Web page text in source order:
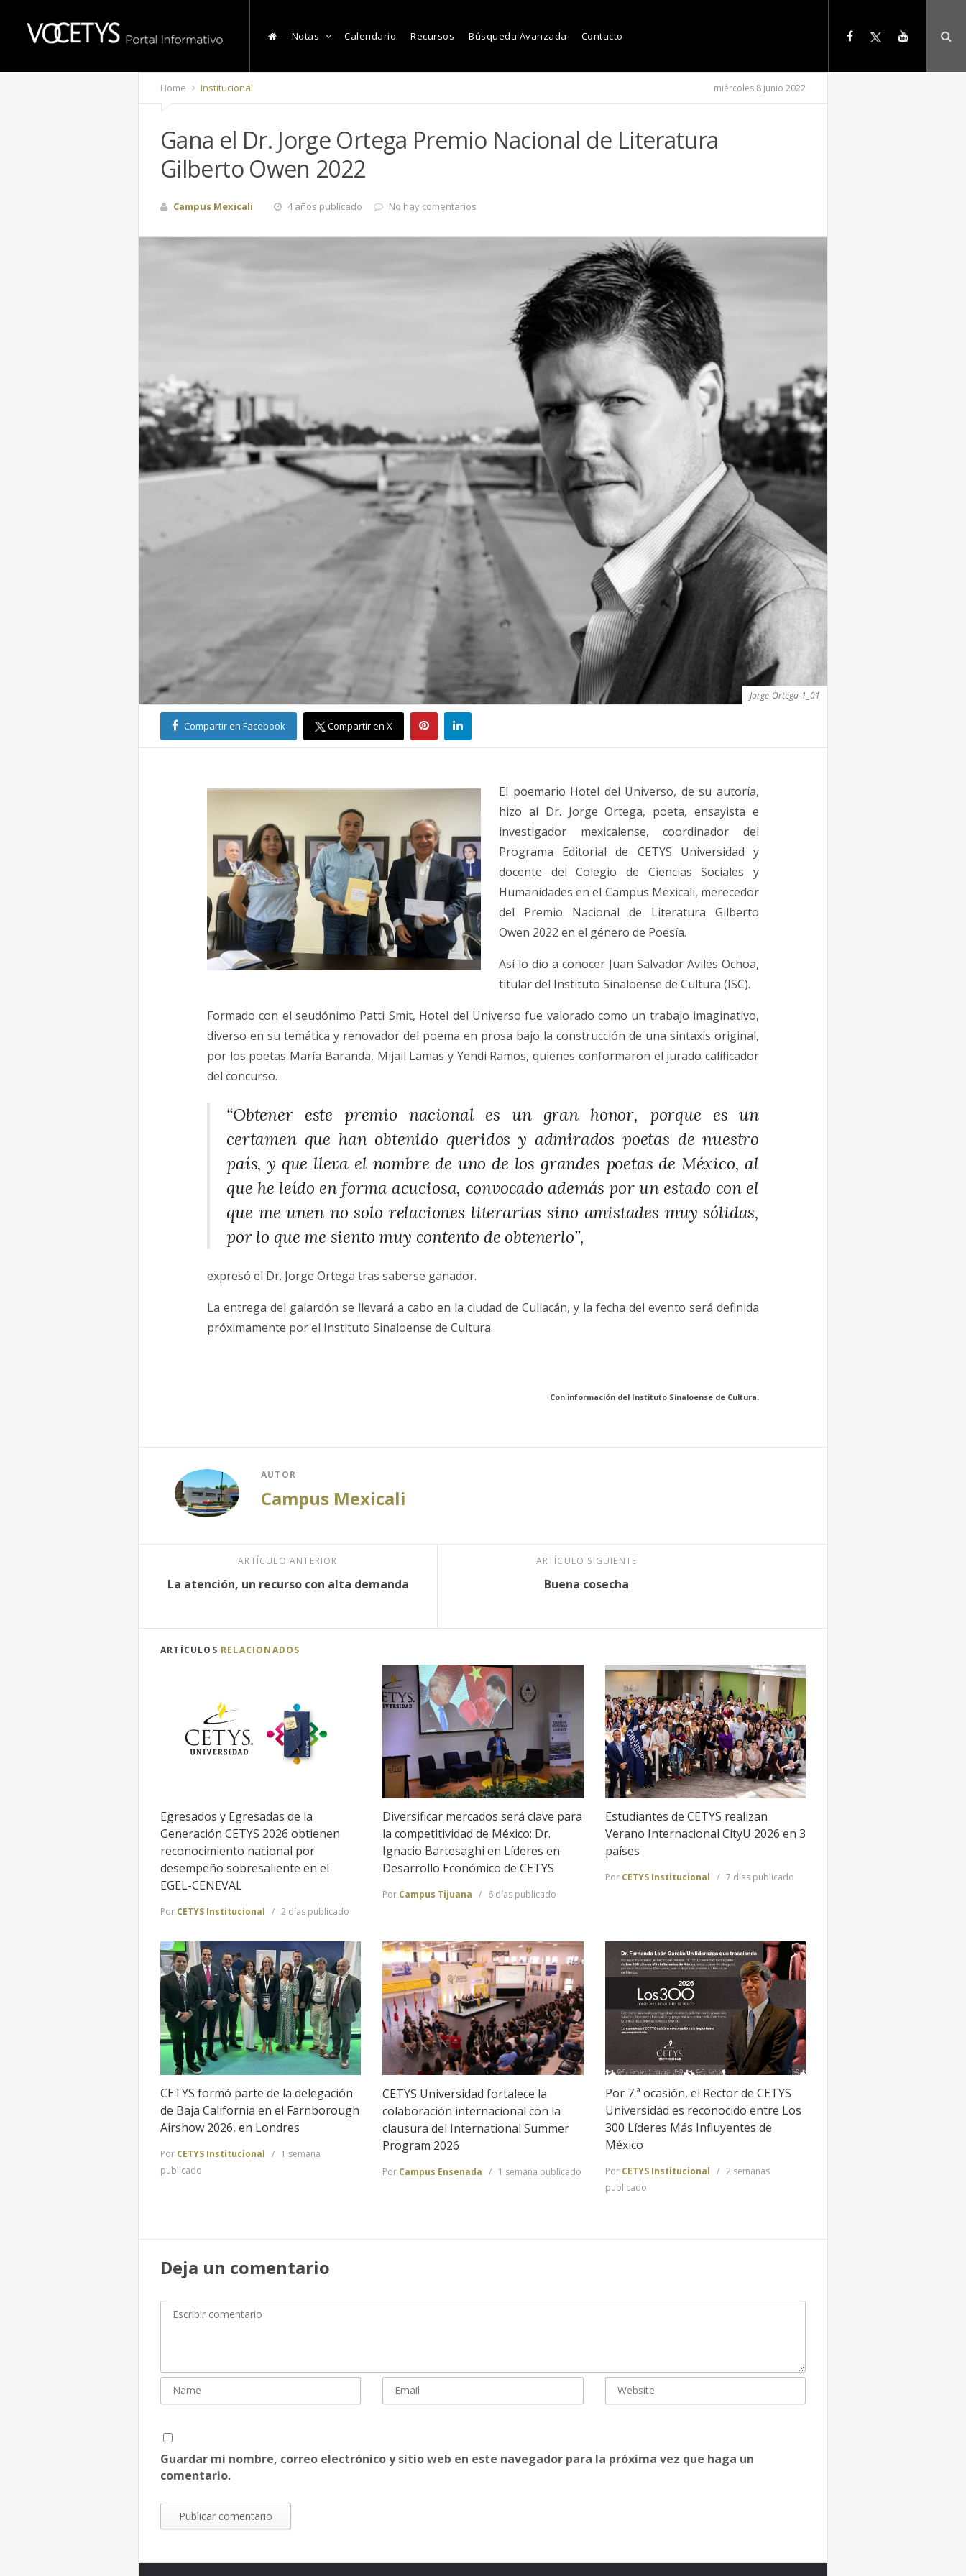
Notas Calendario Recursos Búsqueda Avanzada Contacto
Home Institucional miércoles 8 junio 2022
Gana el Dr. Jorge Ortega Premio Nacional de Literatura
Gilberto Owen 2022
Campus Mexicali 4 años publicado No hay comentarios
Jorge-Ortega-1_01
Compartir en Facebook Compartir en X
El poemario Hotel del Universo, de su autoría,
hizo al Dr. Jorge Ortega, poeta, ensayista e
investigador mexicalense, coordinador del
Programa Editorial de CETYS Universidad y
docente del Colegio de Ciencias Sociales y
Humanidades en el Campus Mexicali, merecedor
del Premio Nacional de Literatura Gilberto
Owen 2022 en el género de Poesía.
Así lo dio a conocer Juan Salvador Avilés Ochoa,
titular del Instituto Sinaloense de Cultura (ISC).
Formado con el seudónimo Patti Smit, Hotel del Universo fue valorado como un trabajo imaginativo,
diverso en su temática y renovador del poema en prosa bajo la construcción de una sintaxis original,
por los poetas María Baranda, Mijail Lamas y Yendi Ramos, quienes conformaron el jurado calificador
del concurso.
“Obtener este premio nacional es un gran honor, porque es un
certamen que han obtenido queridos y admirados poetas de nuestro
país, y que lleva el nombre de uno de los grandes poetas de México, al
que he leído en forma acuciosa, convocado además por un estado con el
que me unen no solo relaciones literarias sino amistades muy sólidas,
por lo que me siento muy contento de obtenerlo”,
expresó el Dr. Jorge Ortega tras saberse ganador.
La entrega del galardón se llevará a cabo en la ciudad de Culiacán, y la fecha del evento será definida
próximamente por el Instituto Sinaloense de Cultura.
Con información del Instituto Sinaloense de Cultura.
AUTOR
Campus Mexicali
ARTÍCULO ANTERIOR
La atención, un recurso con alta demanda
ARTÍCULO SIGUIENTE
Buena cosecha
ARTÍCULOS RELACIONADOS
Egresados y Egresadas de la
Generación CETYS 2026 obtienen
reconocimiento nacional por
desempeño sobresaliente en el
EGEL-CENEVAL
Por CETYS Institucional 2 días publicado
Diversificar mercados será clave para
la competitividad de México: Dr.
Ignacio Bartesaghi en Líderes en
Desarrollo Económico de CETYS
Por Campus Tijuana 6 días publicado
Estudiantes de CETYS realizan
Verano Internacional CityU 2026 en 3
países
Por CETYS Institucional 7 días publicado
CETYS formó parte de la delegación
de Baja California en el Farnborough
Airshow 2026, en Londres
Por CETYS Institucional
1 semana
publicado
CETYS Universidad fortalece la
colaboración internacional con la
clausura del International Summer
Program 2026
Por Campus Ensenada 1 semana publicado
Por 7.ª ocasión, el Rector de CETYS
Universidad es reconocido entre Los
300 Líderes Más Influyentes de
México
Por CETYS Institucional
2 semanas
publicado
Deja un comentario
Guardar mi nombre, correo electrónico y sitio web en este navegador para la próxima vez que haga un
comentario.